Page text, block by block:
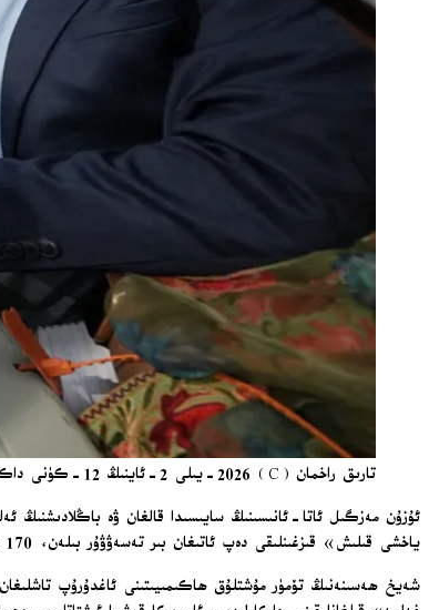
تارىق راخمان (C) 2026-يىلى 2-ئاينىڭ 12-كۈنى داكادا ئۆتكۈزۈلگەن بېنگال ئومۇمىي سايلىمى جەريانىدا بىر سايلام پونكىتىدا بېلەت تاشلىماقتا [ئارخىپ]. / AFP
ياخشى قىلىش» قىزغىنلىقى دەپ ئاتىغان بىر تەسەۋۋۇر بىلەن، 170 مىليون نوپۇسلۇق بۇ جەنۇبىي ئاسىيا دۆلىتىنىڭ ھاكىمىيىتىنى ئۆتكۈزۈۋېلىشقا تەييارلانماقتا.
شەيخ ھەسىنەنىڭ تۆمۈر مۇشتلۇق ھاكىمىيىتىنى ئاغدۇرۇپ